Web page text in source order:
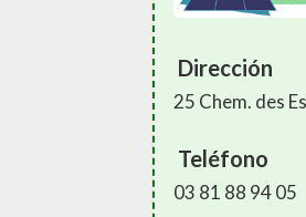
Dirección
25 Chem. des
Teléfono
03 81 88 94 05